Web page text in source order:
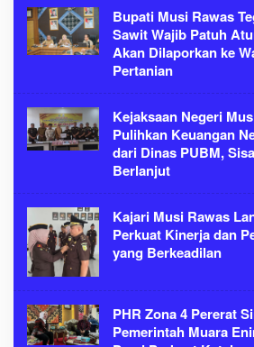
Bupati Musi Rawas
Sawit Wajib Patuh
Akan Dilaporkan ke
Pertanian
Kejaksaan Negeri
Pulihkan Keuangan
dari Dinas PUBM,
Berlanjut
Kajari Musi Rawas
Perkuat Kinerja dan
yang Berkeadilan
PHR Zona 4 Pererat
Pemerintah Muara